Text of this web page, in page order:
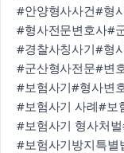
#안양형사사건#형
#형사전문변호사#
#경찰사칭사기#형
#군산형사전문#변
#보험사기#형사변
#보험사기 사례#보
#보험사기 형사처벌
#보험사기방지특별